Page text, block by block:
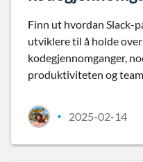
Finn ut hvordan Slack-
utviklere til å holde
kodegjennomganger,
produktiviteten og
• 2025-02-14